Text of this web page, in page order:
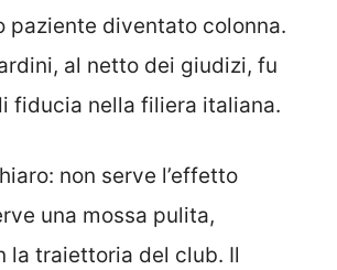
paziente diventato colonna.
al netto dei giudizi, fu
fiducia nella filiera italiana.
non serve l’effetto
una mossa pulita,
la traiettoria del club. Il